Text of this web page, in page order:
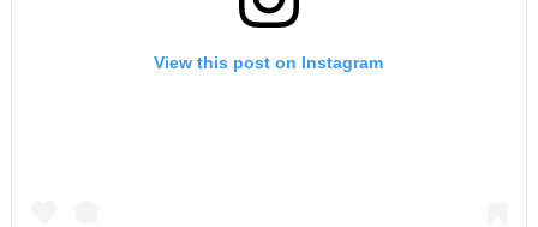
View this post on Instagram